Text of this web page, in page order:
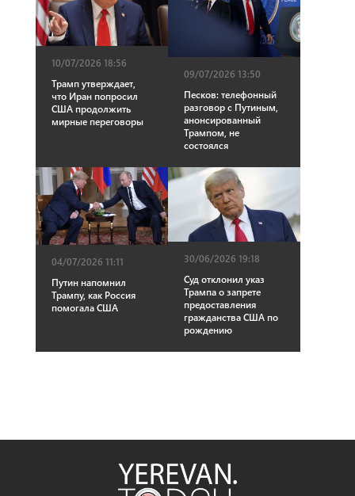
10/07/2026 18:56
Трамп утверждает,
что Иран попросил
США продолжить
мирные переговоры
09/07/2026 13:50
Песков: телефонный
разговор с Путиным,
анонсированный
Трампом, не
состоялся
04/07/2026 11:11
Путин напомнил
Трампу, как Россия
помогала США
30/06/2026 19:18
Суд отклонил указ
Трампа о запрете
предоставления
гражданства США по
рождению